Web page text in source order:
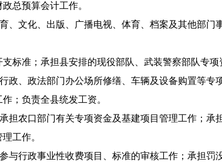
总预算会计工作。
文化、出版、广播电视、体育、档案及其他部门
准；承担县安排的现役部队、武装警察部队专项
、政法部门办公场所修缮、车辆及设备购置等专
；负责全县统发工资。
农口部门有关专项资金及基建项目管理工作；承
工作。
行政事业性收费项目、标准的审核工作；承担罚